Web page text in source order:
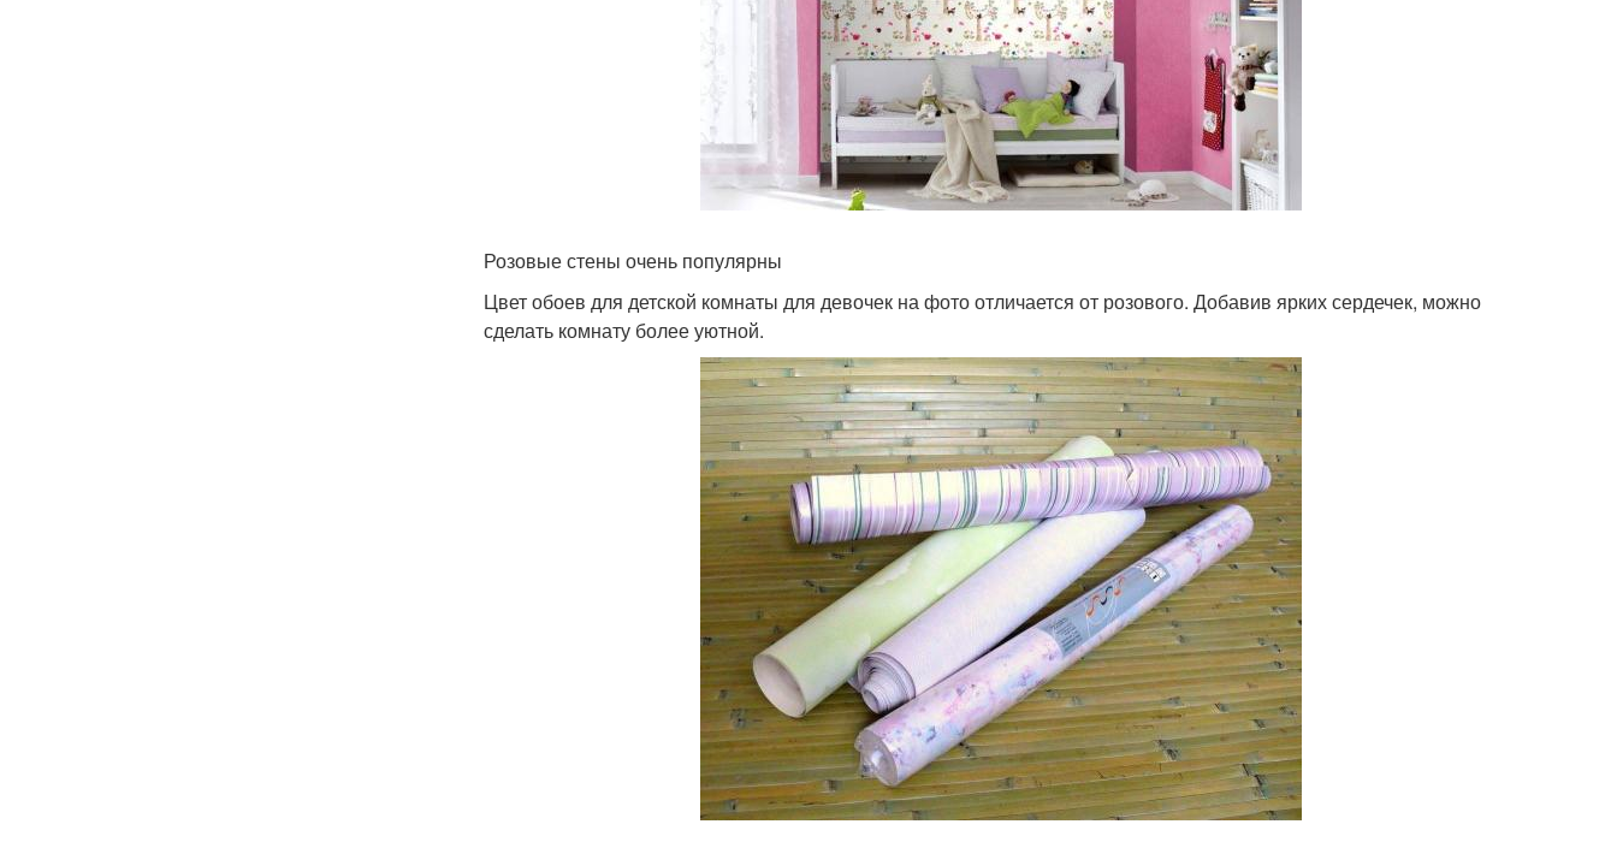
Розовые стены очень популярны
Цвет обоев для детской комнаты для девочек на фото отличается от розового. Добавив ярких сердечек, можно
сделать комнату более уютной.